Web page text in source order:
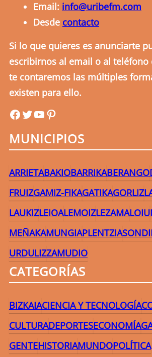
Email: info@uribefm.com
Desde contacto
Si lo que quieres es anunciarte
escribirnos al email o al teléfono
te contaremos las múltiples
existen para ello.
uribefmuribefmYouTube Pinterest
MUNICIPIOS
ARRIETABAKIOBARRIKABERANGO
FRUIZGAMIZ-FIKAGATIKAGORLIZ
LAUKIZLEIOALEMOIZLEZAMALOIU
MEÑAKAMUNGIAPLENTZIA
URDULIZZAMUDIO
CATEGORÍAS
BIZKAIACIENCIA Y TECNOLOGÍA
CULTURADEPORTESECONOMÍA
GENTEHISTORIAMUNDOPOLÍTICA